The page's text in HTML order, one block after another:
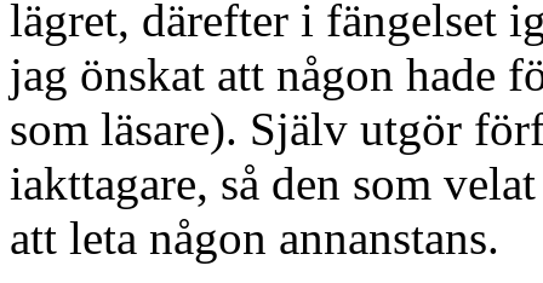
lägret, därefter i fängelset
jag önskat att någon hade
som läsare). Själv utgör
iakttagare, så den som
att leta någon annanstans.